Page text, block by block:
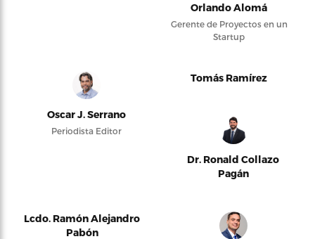
Orlando Alomá
Gerente de Proyectos en un
Startup
Oscar J. Serrano
Periodista Editor
Tomás Ramírez
Dr. Ronald Collazo
Pagán
Lcdo. Ramón Alejandro
Pabón